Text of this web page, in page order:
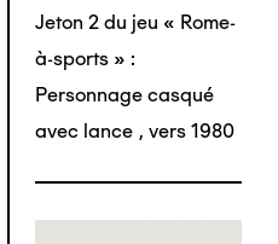
Jeton 2 du jeu « Rome-
à-sports » :
Personnage casqué
avec lance , vers 1980